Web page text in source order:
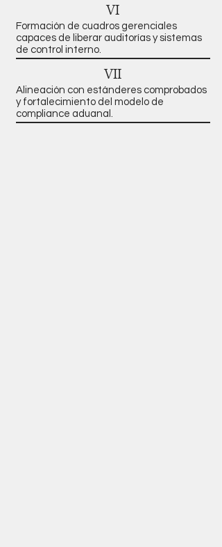
VI
Formación de cuadros gerenciales
capaces de liberar auditorías y sistemas
de control interno.
VII
Alineación con estánderes comprobados
y fortalecimiento del modelo de
compliance aduanal.